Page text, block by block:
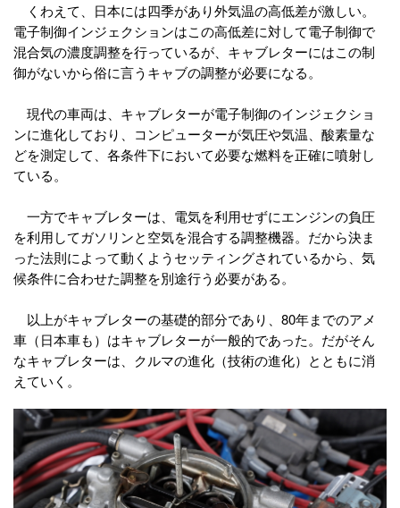
くわえて、日本には四季があり外気温の高低差が激しい。
電子制御インジェクションはこの高低差に対して電子制御で
混合気の濃度調整を行っているが、キャブレターにはこの制
御がないから俗に言うキャブの調整が必要になる。
現代の車両は、キャブレターが電子制御のインジェクショ
ンに進化しており、コンピューターが気圧や気温、酸素量な
どを測定して、各条件下において必要な燃料を正確に噴射し
ている。
一方でキャブレターは、電気を利用せずにエンジンの負圧
を利用してガソリンと空気を混合する調整機器。だから決ま
った法則によって動くようセッティングされているから、気
候条件に合わせた調整を別途行う必要がある。
以上がキャブレターの基礎的部分であり、80年までのアメ
車（日本車も）はキャブレターが一般的であった。だがそん
なキャブレターは、クルマの進化（技術の進化）とともに消
えていく。